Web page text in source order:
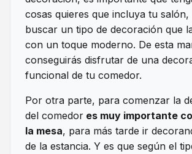
cosas quieres que incluya tu
buscar un tipo de decoración que
con un toque moderno. De esta
conseguirás disfrutar de una
funcional de tu comedor.
Por otra parte, para comenzar la
del comedor es muy importante
la mesa, para más tarde ir
de la estancia. Y es que según el